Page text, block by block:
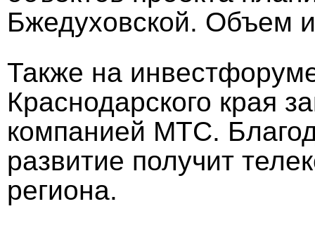
Бжедуховской. Объем
Также на
Краснодарского края
компанией МТС.
развитие получит
региона.